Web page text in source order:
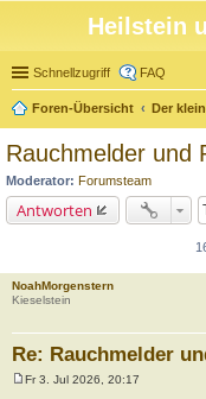
Heilstein
Schnellzugriff FAQ
Foren-Übersicht Der
Rauchmelder und
Moderator: Forumsteam
Antworten
NoahMorgenstern
Kieselstein
Re: Rauchmelder
Fr 3. Jul 2026, 20:17